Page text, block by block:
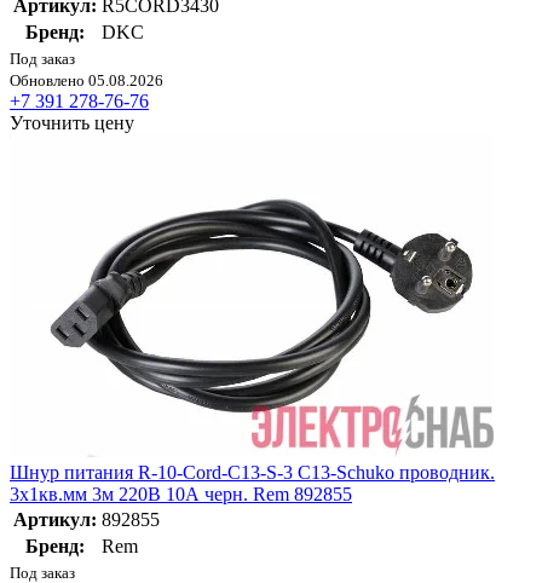
Артикул: R5CORD3430
Бренд:
DKC
Под заказ
Обновлено 05.08.2026
+7 391 278-76-76
Уточнить цену
Шнур питания R-10-Cord-C13-S-3 C13-Schuko проводник.
3х1кв.мм 3м 220В 10А черн. Rem 892855
Артикул: 892855
Бренд:
Rem
Под заказ